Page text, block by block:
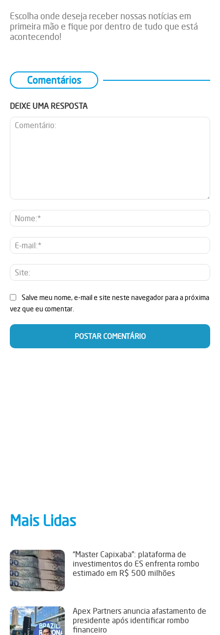
Escolha onde deseja receber nossas notícias em
primeira mão e fique por dentro de tudo que está
acontecendo!
Comentários
DEIXE UMA RESPOSTA
E-
Salve meu nome, e-mail e site neste navegador para a próxima
vez que eu comentar.
Mais Lidas
“Master Capixaba”: plataforma de
investimentos do ES enfrenta rombo
estimado em R$ 500 milhões
Apex Partners anuncia afastamento de
presidente após identificar rombo
financeiro